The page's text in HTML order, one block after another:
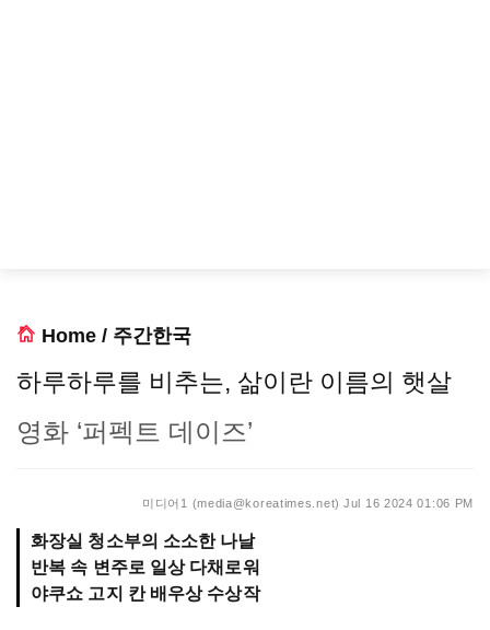
Home / 주간한국
하루하루를 비추는, 삶이란 이름의 햇살
영화 ‘퍼펙트 데이즈’
미디어1 (media@koreatimes.net) Jul 16 2024 01:06 PM
화장실 청소부의 소소한 나날
반복 속 변주로 일상 다채로워
야쿠쇼 고지 칸 배우상 수상작